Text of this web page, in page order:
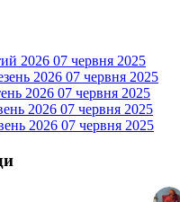
2026 07 червня 2025
2026 07 червня 2025
2026 07 червня 2025
2026 07 червня 2025
2026 07 червня 2025